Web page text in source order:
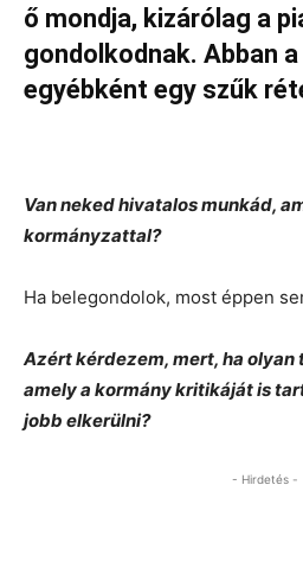
ő mondja, kizárólag a
gondolkodnak. Abban
egyébként egy szűk
Van neked hivatalos munkád,
kormányzattal?
Ha belegondolok, most éppen
Azért kérdezem, mert, ha
amely a kormány kritikáját is
jobb elkerülni?
- Hirdetés -